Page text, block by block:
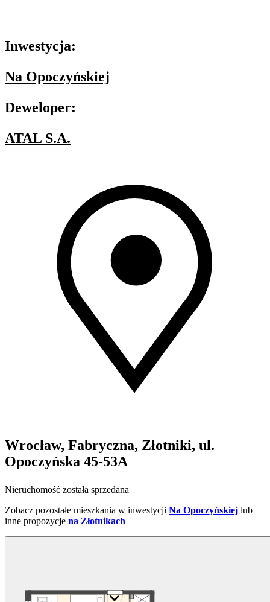
Inwestycja:
Na Opoczyńskiej
Deweloper:
ATAL S.A.
Wrocław, Fabryczna, Złotniki, ul.
Opoczyńska 45-53A
Nieruchomość została sprzedana
Zobacz pozostałe mieszkania w inwestycji Na Opoczyńskiej lub
inne propozycje na Złotnikach